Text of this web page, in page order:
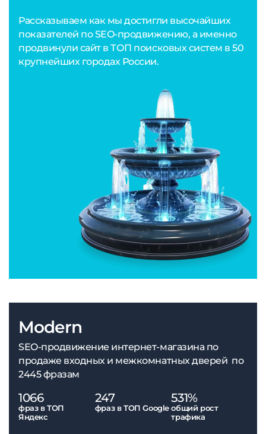
Рассказываем как мы достигли высочайших
показателей по SEO-продвижению, а именно
продвинули сайт в ТОП поисковых систем в 50
крупнейших городах России.
Modern
SEO-продвижение интернет-магазина по
продаже входных и межкомнатных дверей по
2445 фразам
1066
фраз в ТОП
Яндекс
247
фраз в ТОП Google
531%
общий рост
трафика